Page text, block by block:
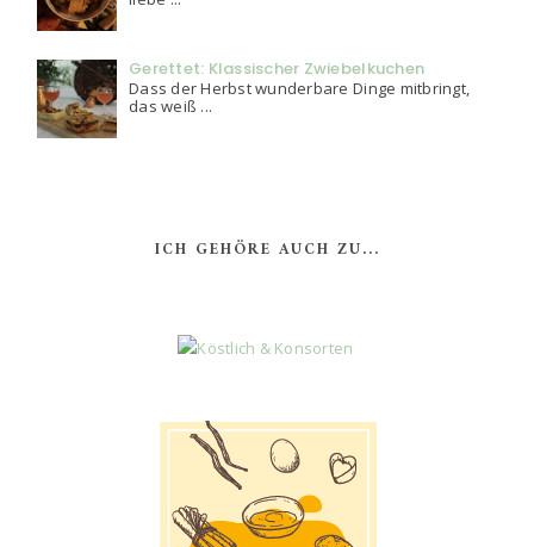
Gerettet: Klassischer Zwiebelkuchen
Dass der Herbst wunderbare Dinge mitbringt,
das weiß ...
ICH GEHÖRE AUCH ZU...